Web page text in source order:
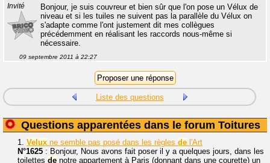
Invité
Bonjour, je suis couvreur et bien sûr que l'on pose un Vélux de
niveau et si les tuiles ne suivent pas la parallèle du Vélux on
s'adapte comme l'ont justement dit mes collègues
précédemment en réalisant les raccords nous-même si
nécessaire.
09 septembre 2011 à 22:27
Liste des questions
Questions apparentées dans le forum Toitures
1. Velux ne semble pas posé dans les règles de l'Art
N°1625 : Bonjour, Nous avons fait poser il y a quelques jours, dans les
toilettes de notre appartement à Paris (donnant dans une courette) un